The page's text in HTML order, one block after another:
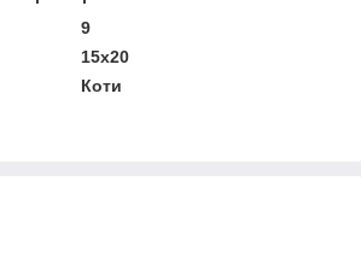
9
15х20
Коти